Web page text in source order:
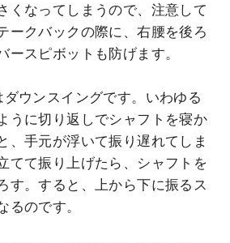
くなってしまうので、注意して
ークバックの際に、右腰を後ろ
ースピボットも防げます。
ウンスイングです。いわゆる
うに切り返しでシャフトを寝か
、手元が浮いて振り遅れてしま
てて振り上げたら、シャフトを
す。すると、上から下に振るス
るのです。